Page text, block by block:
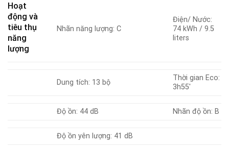
Hoạt
động và
tiêu thụ
năng
lượng
Nhãn năng lượng: C
Điện/ Nước:
74 kWh / 9.5
liters
Dung tích: 13 bộ
Thời gian Eco:
3h55′
Độ ồn: 44 dB Nhãn độ ồn: B
Độ ồn yên lượng: 41 dB